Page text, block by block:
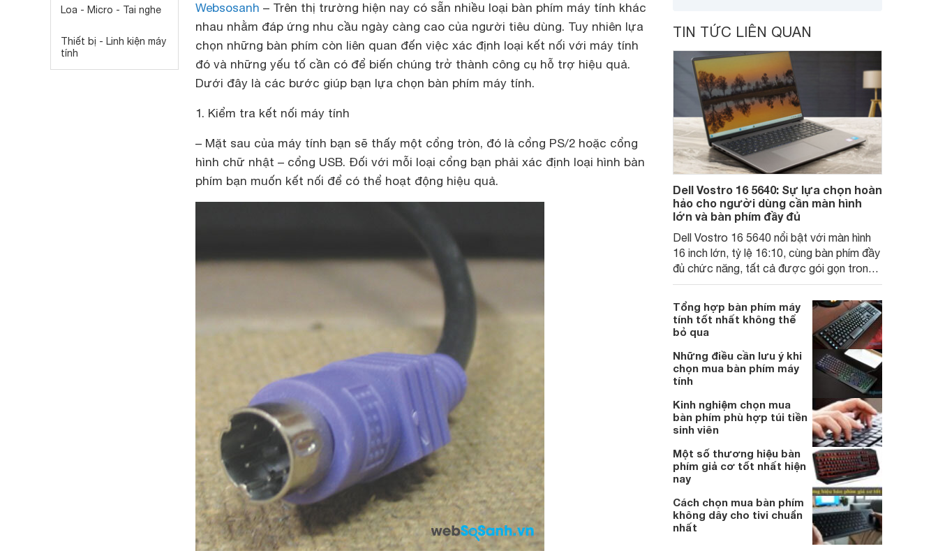
Loa - Micro - Tai nghe
Thiết bị - Linh kiện máy
tính
Websosanh – Trên thị trường hiện nay có sẵn nhiều loại bàn phím máy tính khác
nhau nhằm đáp ứng nhu cầu ngày càng cao của người tiêu dùng. Tuy nhiên lựa
chọn những bàn phím còn liên quan đến việc xác định loại kết nối với máy tính
đó và những yếu tố cần có để biến chúng trở thành công cụ hỗ trợ hiệu quả.
Dưới đây là các bước giúp bạn lựa chọn bàn phím máy tính.
1. Kiểm tra kết nối máy tính
– Mặt sau của máy tính bạn sẽ thấy một cổng tròn, đó là cổng PS/2 hoặc cổng
hình chữ nhật – cổng USB. Đối với mỗi loại cổng bạn phải xác định loại hình bàn
phím bạn muốn kết nối để có thể hoạt động hiệu quả.
TIN TỨC LIÊN QUAN
Dell Vostro 16 5640: Sự lựa chọn hoàn
hảo cho người dùng cần màn hình
lớn và bàn phím đầy đủ
Dell Vostro 16 5640 nổi bật với màn hình
16 inch lớn, tỷ lệ 16:10, cùng bàn phím đầy
đủ chức năng, tất cả được gói gọn trong
một thiết kế di động tiện lợi. Máy tính xách
tay này thuộc thế hệ mới, tích hợp nút
Copilot dành riêng cho Windows, cho trải
nghiệm người dùng hiện đại và hiệu quả.
Tổng hợp bàn phím máy
tính tốt nhất không thể
bỏ qua
Những điều cần lưu ý khi
chọn mua bàn phím máy
tính
Kinh nghiệm chọn mua
bàn phím phù hợp túi tiền
sinh viên
Một số thương hiệu bàn
phím giả cơ tốt nhất hiện
nay
Cách chọn mua bàn phím
không dây cho tivi chuẩn
nhất